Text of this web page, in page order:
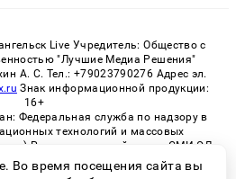
Live Учредитель: Общество с
"Лучшие Медиа Решения"
А. С. Тел.: +79023790276 Адрес эл.
Знак информационной продукции:
16+
Федеральная служба по надзору в
технологий и массовых
Регистрационный номер СМИ ЭЛ
82533 от 21.01.2022
Во время посещения сайта вы